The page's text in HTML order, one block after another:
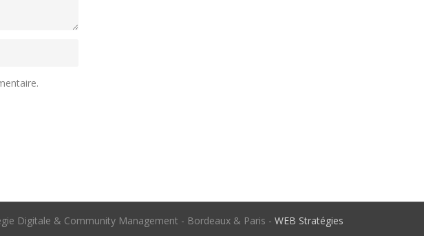
Digitale & Community Management - Bordeaux & Paris - WEB Stratégies